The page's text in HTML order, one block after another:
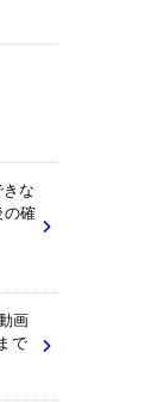
な
の確
画
で